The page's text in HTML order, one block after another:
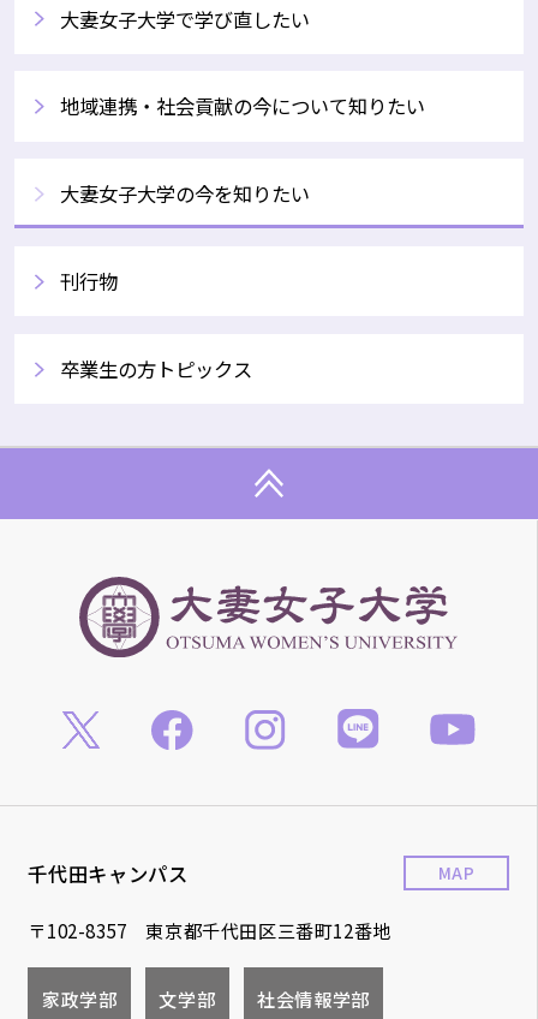
大妻女子大学で学び直したい
地域連携・社会貢献の今について知りたい
大妻女子大学の今を知りたい
刊行物
卒業生の方トピックス
千代田キャンパス
〒102-8357 東京都千代田区三番町12番地
MAP
家政学部 文学部 社会情報学部